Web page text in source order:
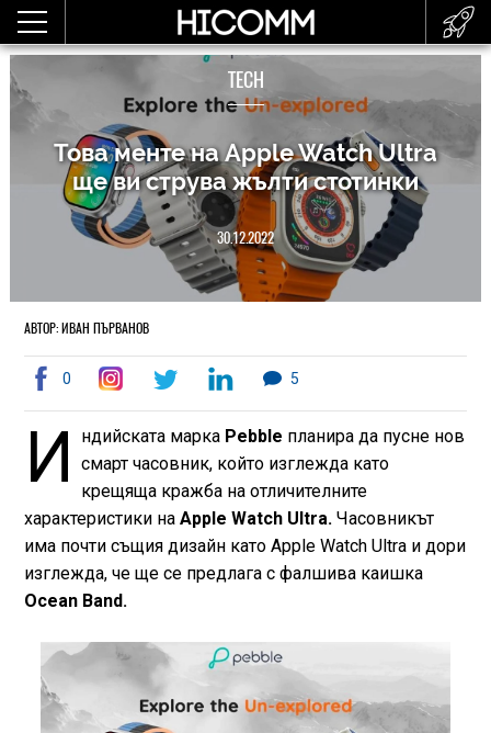
TECH
Това менте на Apple Watch Ultra
ще ви струва жълти стотинки
30.12.2022
АВТОР: ИВАН ПЪРВАНОВ
0 5
И ндийската марка Pebble планира да пусне нов
смарт часовник, който изглежда като
крещяща кражба на отличителните
характеристики на Apple Watch Ultra.Часовникът
има почти същия дизайн като Apple Watch Ultra и дори
изглежда, че ще се предлага с фалшива каишка
Ocean Band.